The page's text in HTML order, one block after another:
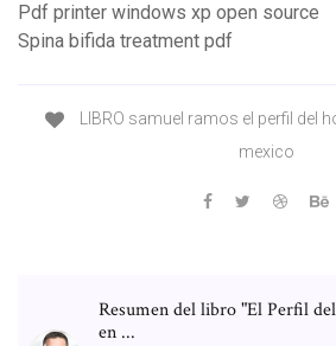
Pdf printer windows xp open source
Spina bifida treatment pdf
LIBRO samuel ramos el perfil del
mexico
Resumen del libro "El Perfil
en ...